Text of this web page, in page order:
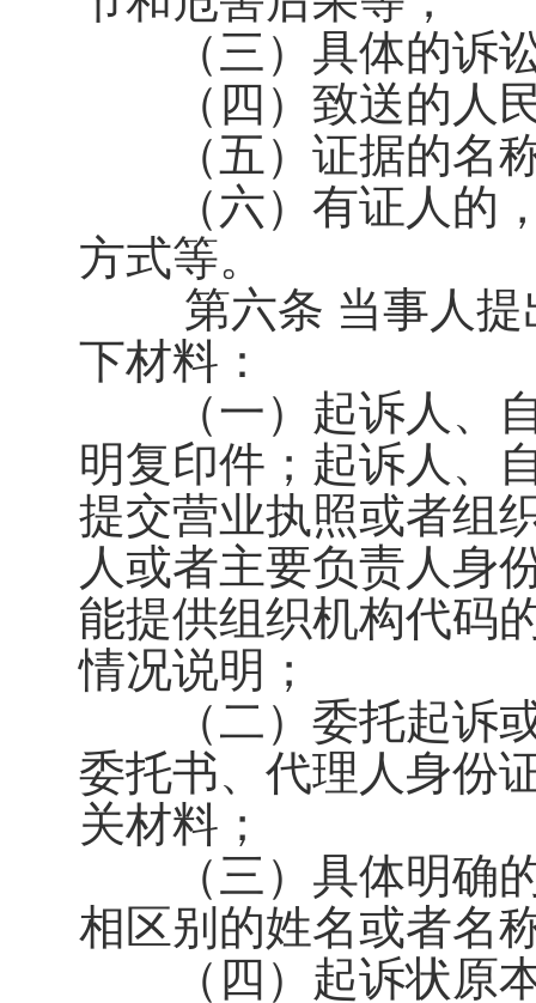
（三）具体的诉
（四）致送的人民
（五）证据的名称
（六）有证人的，
方式等。
第六条 当事人提
下材料：
（一）起诉人、自
明复印件；起诉人、
提交营业执照或者组
人或者主要负责人身
能提供组织机构代码
情况说明；
（二）委托起诉或
委托书、代理人身份
关材料；
（三）具体明确的
相区别的姓名或者名
（四）起诉状原本